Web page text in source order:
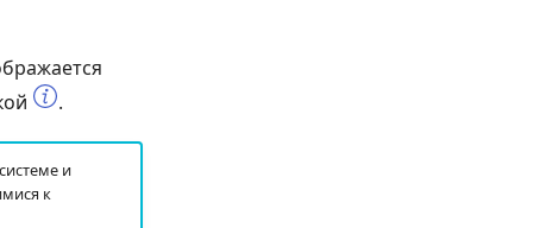
.
и
к